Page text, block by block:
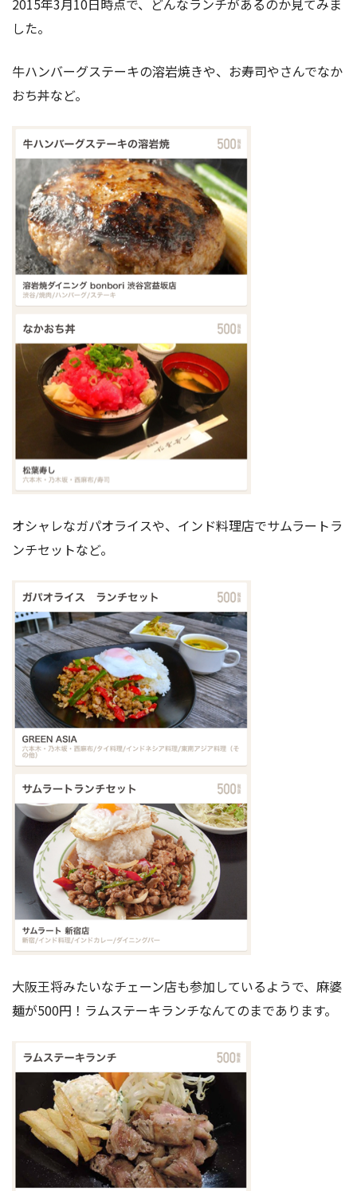
2015年3月10日時点で、どんなランチがあるのか見てみま
した。
牛ハンバーグステーキの溶岩焼きや、お寿司やさんでなか
おち丼など。
オシャレなガパオライスや、インド料理店でサムラートラ
ンチセットなど。
大阪王将みたいなチェーン店も参加しているようで、麻婆
麺が500円！ラムステーキランチなんてのまであります。